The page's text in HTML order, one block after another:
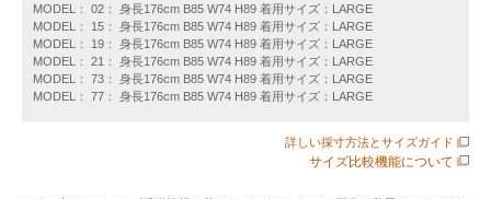
ずご確認の上、着用又はお取り扱いください。
※商品の色味は、物撮りの詳細画像をご参照ください。
MODEL： 02： 身長176cm B85 W74 H89 着用サイズ：LARGE
MODEL： 15： 身長176cm B85 W74 H89 着用サイズ：LARGE
MODEL： 19： 身長176cm B85 W74 H89 着用サイズ：LARGE
MODEL： 21： 身長176cm B85 W74 H89 着用サイズ：LARGE
MODEL： 73： 身長176cm B85 W74 H89 着用サイズ：LARGE
MODEL： 77： 身長176cm B85 W74 H89 着用サイズ：LARGE
詳しい採寸方法とサイズガイド
サイズ比較機能について